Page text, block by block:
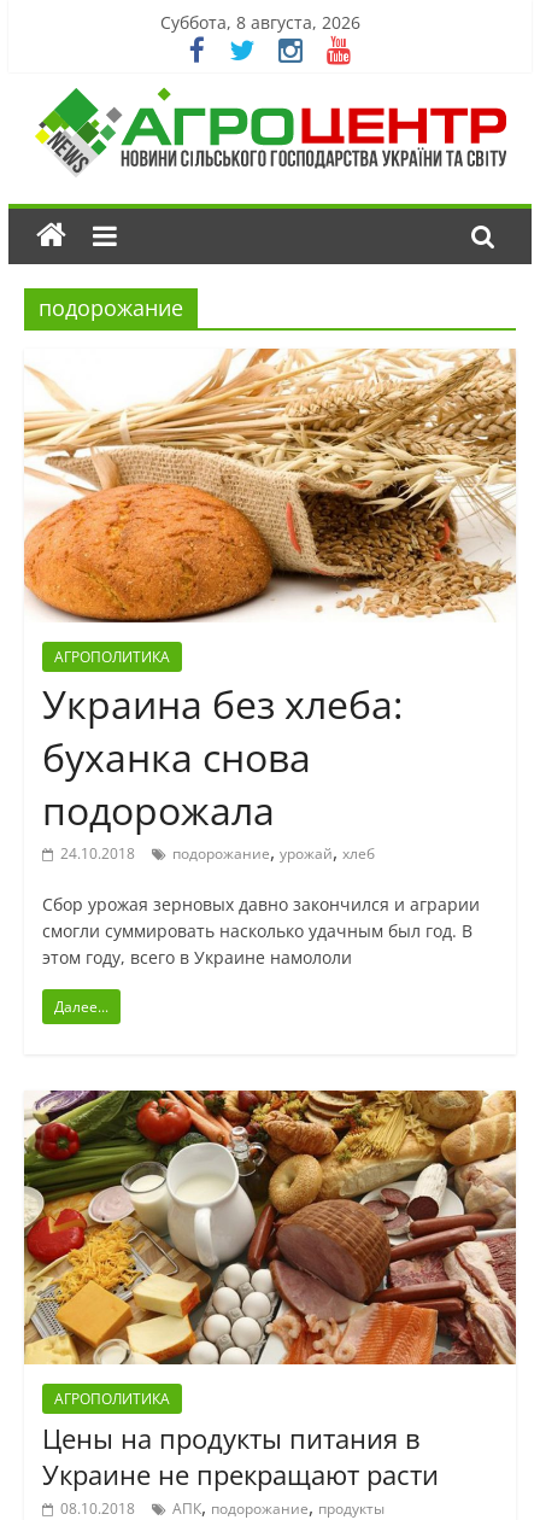
Суббота, 8 августа, 2026
подорожание
АГРОПОЛИТИКА
Украина без хлеба:
буханка снова
подорожала
24.10.2018 подорожание, урожай, хлеб
Сбор урожая зерновых давно закончился и аграрии
смогли суммировать насколько удачным был год. В
этом году, всего в Украине намололи
Далее...
АГРОПОЛИТИКА
Цены на продукты питания в
Украине не прекращают расти
08.10.2018 АПК, подорожание, продукты